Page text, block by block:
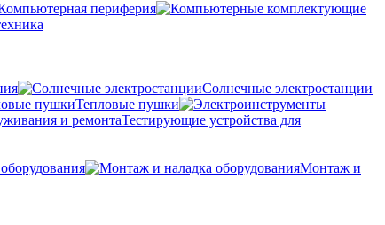
периферия
Солнечные электростанции
Тепловые пушки
Тестирующие устройства для
Монтаж и